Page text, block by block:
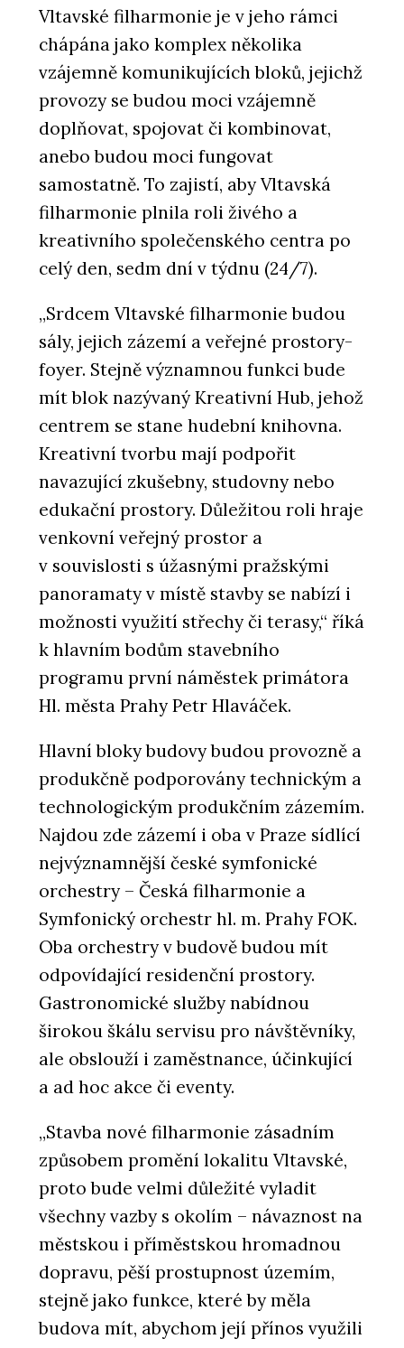
Vltavské filharmonie je v jeho rámci
chápána jako komplex několika
vzájemně komunikujících bloků, jejichž
provozy se budou moci vzájemně
doplňovat, spojovat či kombinovat,
anebo budou moci fungovat
samostatně. To zajistí, aby Vltavská
filharmonie plnila roli živého a
kreativního společenského centra po
celý den, sedm dní v týdnu (24/7).
„Srdcem Vltavské filharmonie budou
sály, jejich zázemí a veřejné prostory-
foyer. Stejně významnou funkci bude
mít blok nazývaný Kreativní Hub, jehož
centrem se stane hudební knihovna.
Kreativní tvorbu mají podpořit
navazující zkušebny, studovny nebo
edukační prostory. Důležitou roli hraje
venkovní veřejný prostor a
v souvislosti s úžasnými pražskými
panoramaty v místě stavby se nabízí i
možnosti využití střechy či terasy,“ říká
k hlavním bodům stavebního
programu první náměstek primátora
Hl. města Prahy Petr Hlaváček.
Hlavní bloky budovy budou provozně a
produkčně podporovány technickým a
technologickým produkčním zázemím.
Najdou zde zázemí i oba v Praze sídlící
nejvýznamnější české symfonické
orchestry – Česká filharmonie a
Symfonický orchestr hl. m. Prahy FOK.
Oba orchestry v budově budou mít
odpovídající residenční prostory.
Gastronomické služby nabídnou
širokou škálu servisu pro návštěvníky,
ale obslouží i zaměstnance, účinkující
a ad hoc akce či eventy.
„Stavba nové filharmonie zásadním
způsobem promění lokalitu Vltavské,
proto bude velmi důležité vyladit
všechny vazby s okolím – návaznost na
městskou i příměstskou hromadnou
dopravu, pěší prostupnost územím,
stejně jako funkce, které by měla
budova mít, abychom její přínos využili